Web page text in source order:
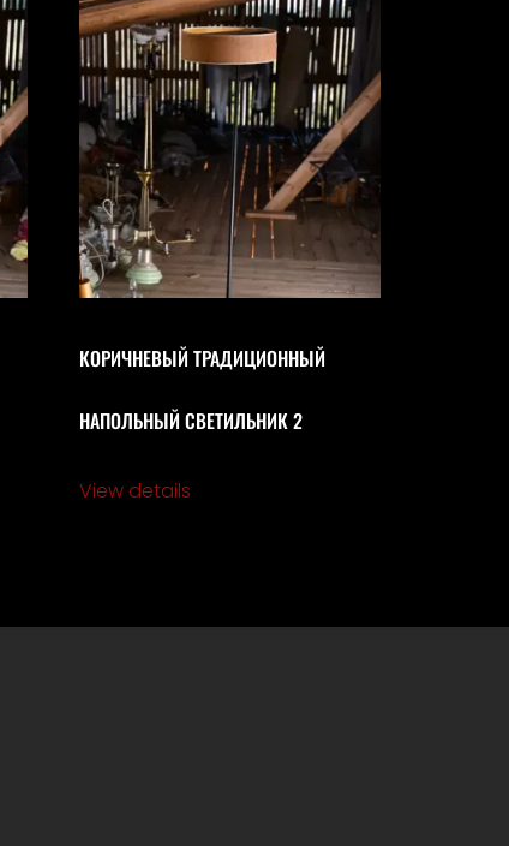
КОРИЧНЕВЫЙ ТРАДИЦИОННЫЙ
НАПОЛЬНЫЙ СВЕТИЛЬНИК 2
View details